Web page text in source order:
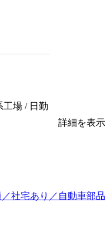
工場 / 日勤
詳細を表示